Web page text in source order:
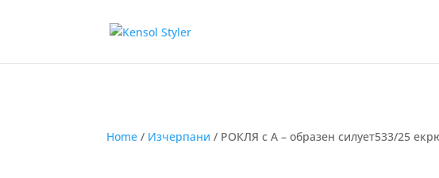
Home / Изчерпани / РОКЛЯ с А – образен силует533/25